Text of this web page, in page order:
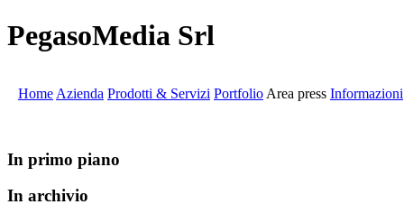
PegasoMedia Srl
Home Azienda Prodotti & Servizi Portfolio Area press Informazioni
In primo piano
In archivio